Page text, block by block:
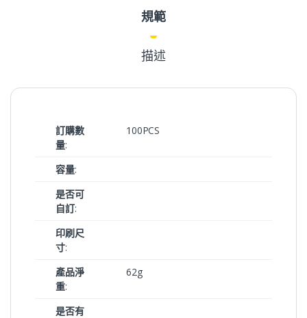
規範
描述
訂購數
量:
100PCS
容量:
是否可
自訂:
印刷尺
寸:
產品淨
重:
62g
是否有